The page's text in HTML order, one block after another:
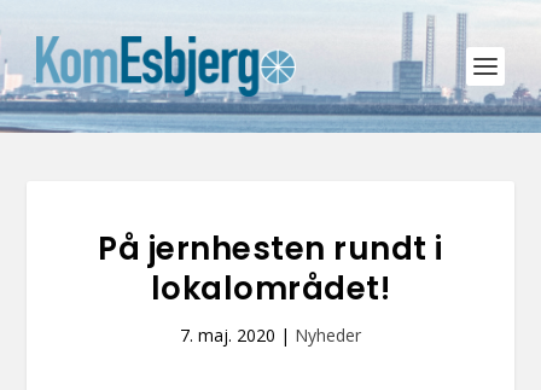
På jernhesten rundt i
lokalområdet!
7. maj. 2020 | Nyheder